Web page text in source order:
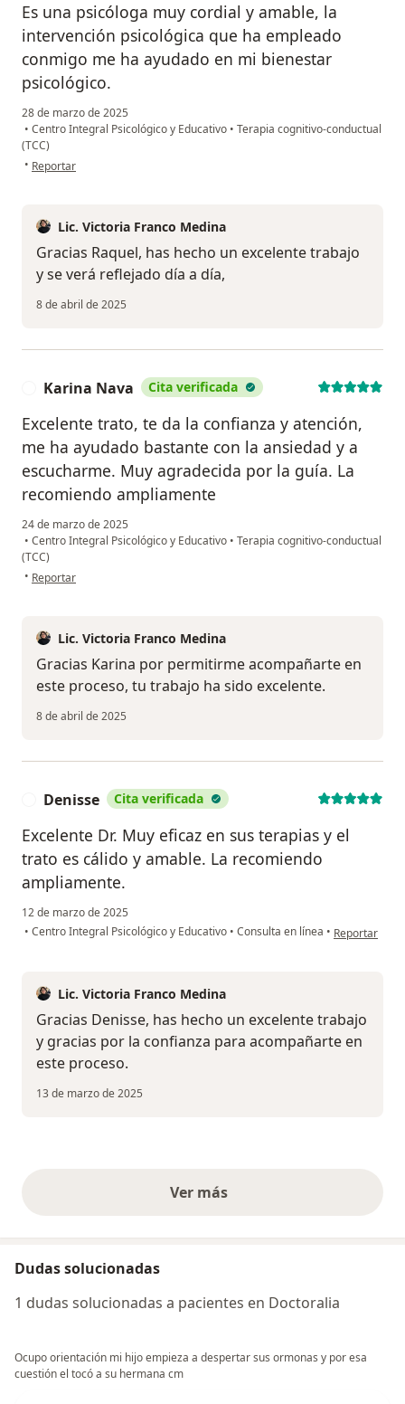
Es una psicóloga muy cordial y amable, la
intervención psicológica que ha empleado
conmigo me ha ayudado en mi bienestar
psicológico.
28 de marzo de 2025
• Centro Integral Psicológico y Educativo • Terapia cognitivo-conductual
(TCC)
• en opinión del usuario RAQUE
Reportar
Lic. Victoria Franco Medina
Gracias Raquel, has hecho un excelente trabajo
y se verá reflejado día a día,
8 de abril de 2025
Karina Nava Cita verificada
Excelente trato, te da la confianza y atención,
me ha ayudado bastante con la ansiedad y a
escucharme. Muy agradecida por la guía. La
recomiendo ampliamente
24 de marzo de 2025
• Centro Integral Psicológico y Educativo • Terapia cognitivo-conductual
(TCC)
• en opinión del usuario Karina Nava
Reportar
Lic. Victoria Franco Medina
Gracias Karina por permitirme acompañarte en
este proceso, tu trabajo ha sido excelente.
8 de abril de 2025
Denisse Cita verificada
Excelente Dr. Muy eficaz en sus terapias y el
trato es cálido y amable. La recomiendo
ampliamente.
12 de marzo de 2025
• Centro Integral Psicológico y Educativo • Consulta en línea • en opinión
Reportar
Lic. Victoria Franco Medina
Gracias Denisse, has hecho un excelente trabajo
y gracias por la confianza para acompañarte en
este proceso.
13 de marzo de 2025
Ver másopiniones anteriores
Dudas solucionadas
1 dudas solucionadas a pacientes en Doctoralia
Ocupo orientación mi hijo empieza a despertar sus ormonas y por esa
cuestión el tocó a su hermana cm